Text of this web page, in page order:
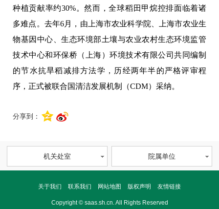
种植贡献率约30%。然而，全球稻田甲烷控排面临着诸
多难点。去年6月，由上海市农业科学院、上海市农业生
物基因中心、生态环境部土壤与农业农村生态环境监管
技术中心和环保桥（上海）环境技术有限公司共同编制
的节水抗旱稻减排方法学，历经两年半的严格评审程
序，正式被联合国清洁发展机制（CDM）采纳。
分享到：
机关处室 院属单位
关于我们 联系我们 网站地图 版权声明 友情链接
Copyright © saas.sh.cn. All Rights Reserved